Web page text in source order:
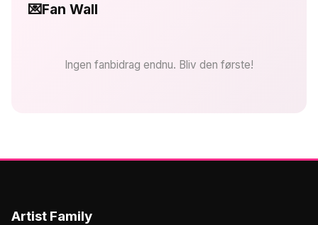
💌Fan Wall
Ingen fanbidrag endnu. Bliv den første!
Artist Family